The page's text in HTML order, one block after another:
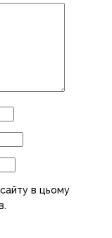
в цьому